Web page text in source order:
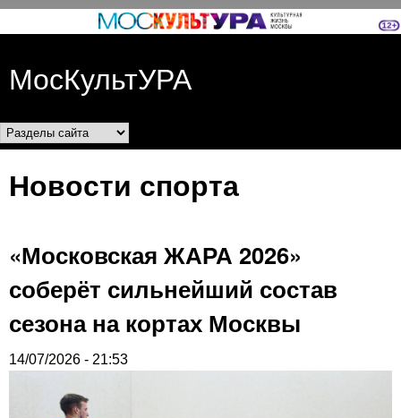
Перейти к основному
МосКультУРА
Разделы сайта
Новости спорта
«Московская ЖАРА 2026»
соберёт сильнейший состав
сезона на кортах Москвы
14/07/2026 - 21:53